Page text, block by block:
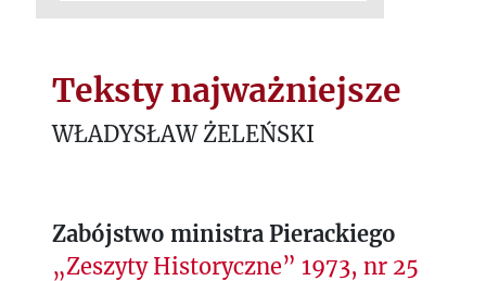
Teksty najważniejsze
WŁADYSŁAW ŻELEŃSKI
Zabójstwo ministra Pierackiego
„Zeszyty Historyczne” 1973, nr 25